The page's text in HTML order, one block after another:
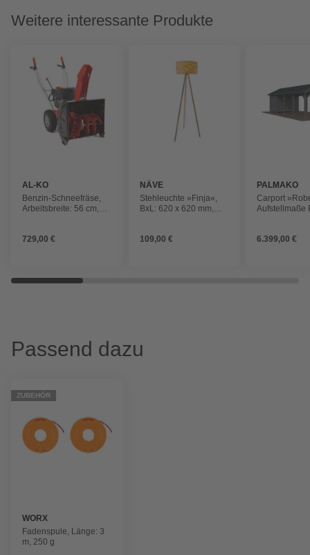
Weitere interessante Produkte
AL-KO
Benzin-Schneefräse,
Arbeitsbreite: 56 cm,
729,00 €
NÄVE
Stehleuchte »Finja«,
BxL: 620 x 620 mm,
109,00 €
PALMAKO
Carport
Aufstellmaße
6.399,00 €
Passend dazu
ZUBEHÖR
WORX
Fadenspule, Länge: 3
m, 250 g